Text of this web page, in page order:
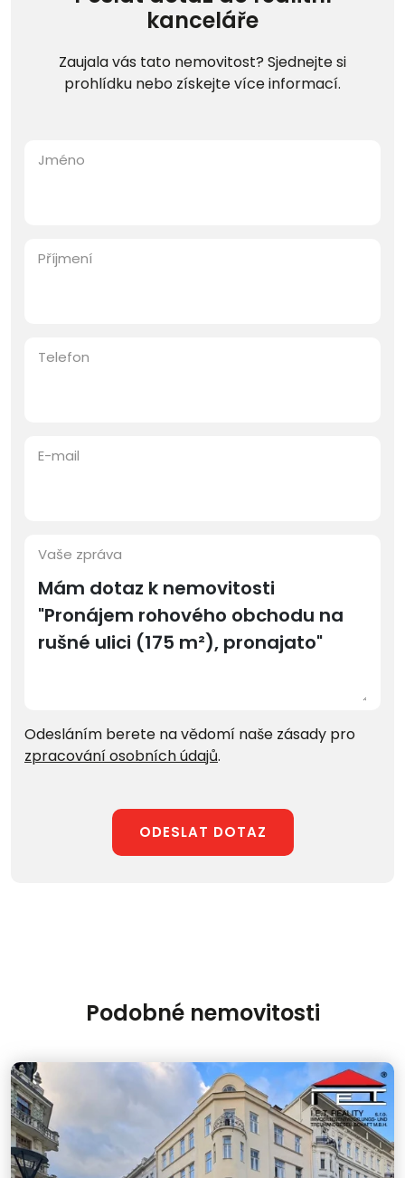
kanceláře
Zaujala vás tato nemovitost? Sjednejte si
prohlídku nebo získejte více informací.
Jméno
Příjmení
Telefon
E-mail
Vaše zpráva
Odesláním berete na vědomí naše zásady pro
zpracování osobních údajů.
ODESLAT DOTAZ
Podobné nemovitosti